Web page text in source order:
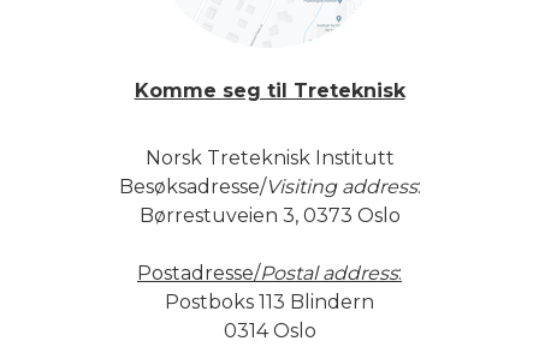
Komme seg til Treteknisk
Norsk Treteknisk Institutt
Besøksadresse/Visiting address:
Børrestuveien 3, 0373 Oslo
Postadresse/Postal address:
Postboks 113 Blindern
0314 Oslo